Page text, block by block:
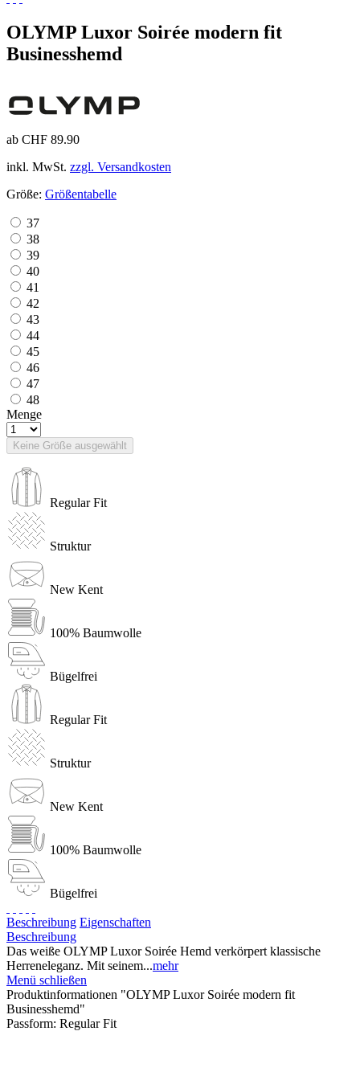
OLYMP Luxor Soirée modern fit
Businesshemd
ab CHF 89.90
inkl. MwSt. zzgl. Versandkosten
Größe: Größentabelle
37
38
39
40
41
42
43
44
45
46
47
48
Menge
Keine Größe ausgewählt
Regular Fit
Struktur
New Kent
100% Baumwolle
Bügelfrei
Regular Fit
Struktur
New Kent
100% Baumwolle
Bügelfrei
Beschreibung Eigenschaften
Beschreibung
Das weiße OLYMP Luxor Soirée Hemd verkörpert klassische
Herreneleganz. Mit seinem...mehr
Menü schließen
Produktinformationen "OLYMP Luxor Soirée modern fit
Businesshemd"
Passform: Regular Fit